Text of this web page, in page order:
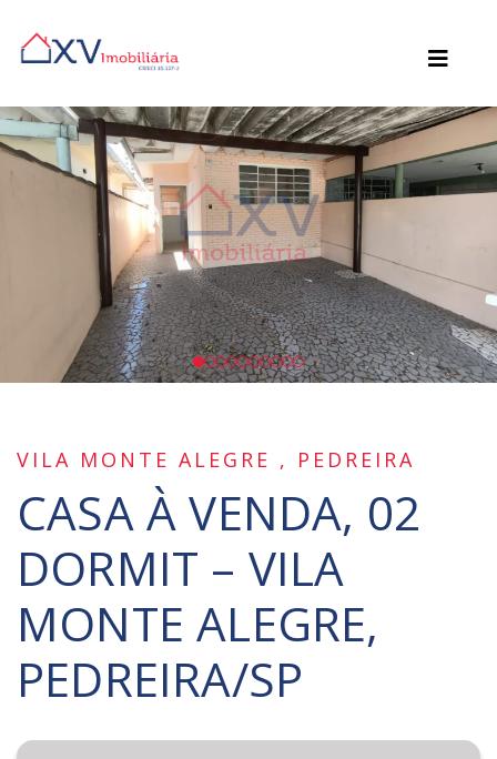
VILA MONTE ALEGRE , PEDREIRA
CASA À VENDA, 02
DORMIT – VILA
MONTE ALEGRE,
PEDREIRA/SP